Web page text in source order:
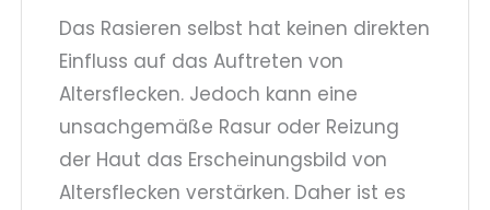
Das Rasieren selbst hat keinen direkten
Einfluss auf das Auftreten von
Altersflecken. Jedoch kann eine
unsachgemäße Rasur oder Reizung
der Haut das Erscheinungsbild von
Altersflecken verstärken. Daher ist es